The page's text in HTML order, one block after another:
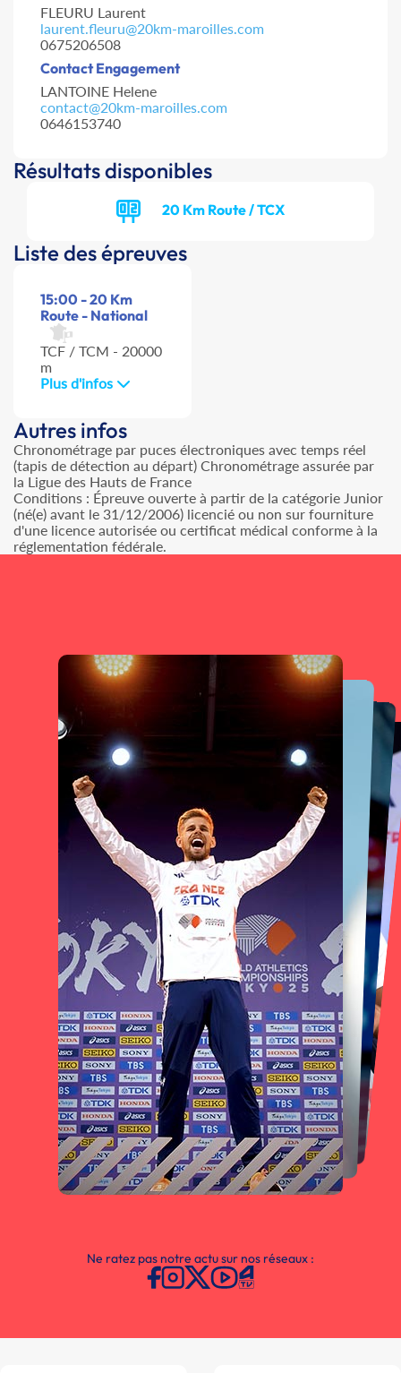
FLEURU Laurent
laurent.fleuru@20km-maroilles.com
0675206508
Contact Engagement
LANTOINE Helene
contact@20km-maroilles.com
0646153740
Résultats disponibles
20 Km Route / TCX
Liste des épreuves
15:00 - 20 Km
Route - National
TCF / TCM - 20000
m
Plus d'infos
Autres infos
Chronométrage par puces électroniques avec temps réel
(tapis de détection au départ) Chronométrage assurée par
la Ligue des Hauts de France
Conditions : Épreuve ouverte à partir de la catégorie Junior
(né(e) avant le 31/12/2006) licencié ou non sur fourniture
d'une licence autorisée ou certificat médical conforme à la
réglementation fédérale.
Ne ratez pas notre actu sur nos réseaux :